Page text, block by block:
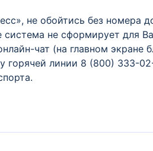
не обойтись без номера
система не сформирует для
чат (на главном экране
горячей линии 8 (800) 333-